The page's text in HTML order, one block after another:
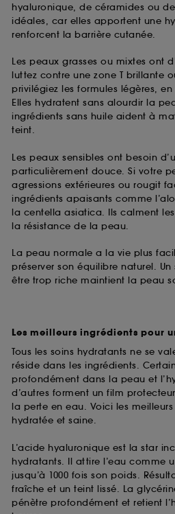
hyaluronique, de céramides ou
idéales, car elles apportent une
renforcent la barrière cutanée.
Les peaux grasses ou mixtes ont
luttez contre une zone T brillante
privilégiez les formules légères,
Elles hydratent sans alourdir la
ingrédients sans huile aident à
teint.
Les peaux sensibles ont besoin
particulièrement douce. Si votre
agressions extérieures ou rougit
ingrédients apaisants comme
la centella asiatica. Ils calment
la résistance de la peau.
La peau normale a la vie plus
préserver son équilibre naturel.
être trop riche maintient la peau
Les meilleurs ingrédients pour
Tous les soins hydratants ne se
réside dans les ingrédients.
profondément dans la peau et
d’autres forment un film
la perte en eau. Voici les
hydratée et saine.
L’acide hyaluronique est la star
hydratants. Il attire l’eau comme
jusqu’à 1000 fois son poids.
fraîche et un teint lissé. La
pénètre profondément et retient